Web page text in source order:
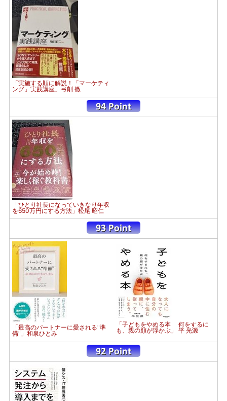
「実施する順に解説！「マーケティ
ング」実践講座」弓削 徹
「ひとり社長になっていきなり年収
を650万円にする方法」松尾 昭仁
「最高のパートナーに愛される"準
備"」和泉ひとみ
「子どもをやめる本 何をするに
も、親の顔が浮かぶ」 平 光源